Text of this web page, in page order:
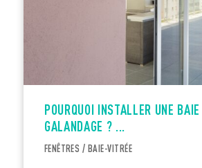
POURQUOI INSTALLER UNE
GALANDAGE ? ...
FENÊTRES / BAIE-VITRÉE